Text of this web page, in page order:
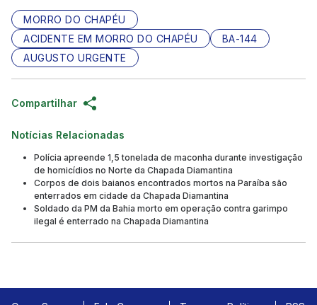
MORRO DO CHAPÉU
ACIDENTE EM MORRO DO CHAPÉU
BA-144
AUGUSTO URGENTE
Compartilhar
Notícias Relacionadas
Polícia apreende 1,5 tonelada de maconha durante investigação
de homicídios no Norte da Chapada Diamantina
Corpos de dois baianos encontrados mortos na Paraíba são
enterrados em cidade da Chapada Diamantina
Soldado da PM da Bahia morto em operação contra garimpo
ilegal é enterrado na Chapada Diamantina